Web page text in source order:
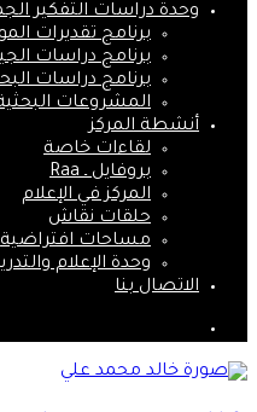
وحدة دراسات التفكير
برنامج تقديرات
برنامج دراسات
برنامج دراسات
المشروعات
أنشطة المركز
لقاءات خاصة
بروفايل ـ Raa
المركز في الإعلام
حلقات نقاش
مساحات افتراضية
وحدة الإعلام
الاتصال بنا